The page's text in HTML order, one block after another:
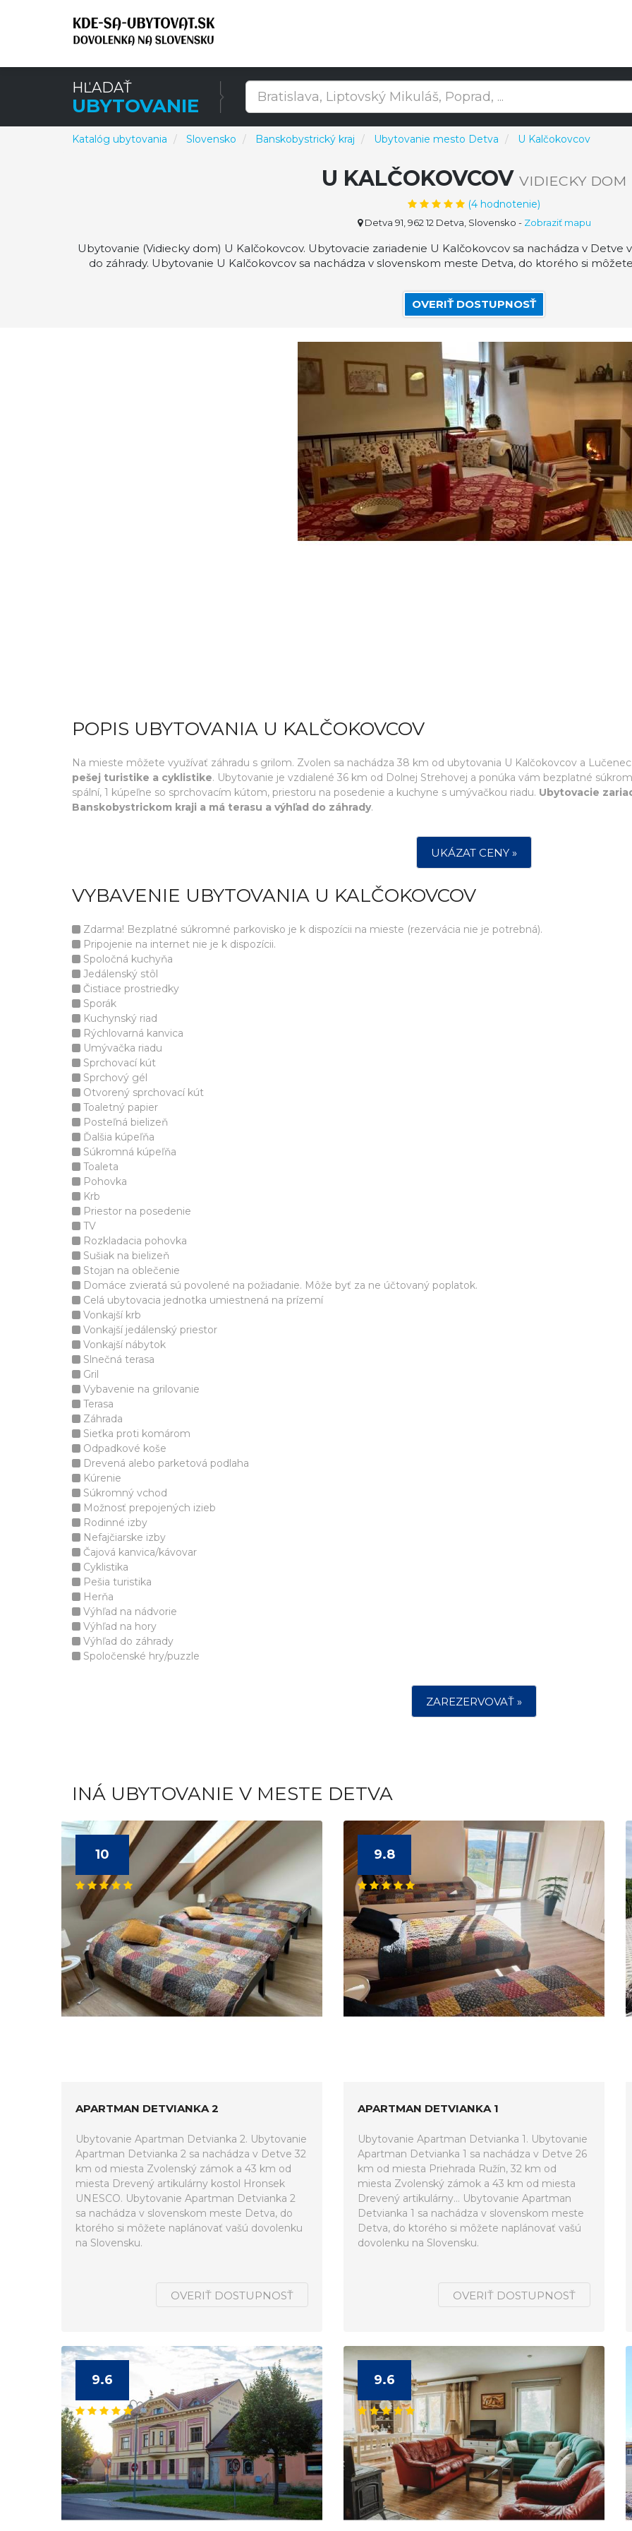
HĽADAŤ
UBYTOVANIE
Katalóg ubytovania Slovensko Banskobystrický kraj Ubytovanie mesto Detva U Kalčokovcov
U KALČOKOVCOV VIDIECKY DOM
(4 hodnotenie)
Detva 91, 962 12 Detva, Slovensko - Zobraziť mapu
Ubytovanie (Vidiecky dom) U Kalčokovcov. Ubytovacie zariadenie U Kalčokovcov sa nachádza v Detve
do záhrady. Ubytovanie U Kalčokovcov sa nachádza v slovenskom meste Detva, do ktorého si
OVERIŤ DOSTUPNOSŤ
POPIS UBYTOVANIA U KALČOKOVCOV
Na mieste môžete využívať záhradu s grilom. Zvolen sa nachádza 38 km od ubytovania U Kalčokovcov a
pešej turistike a cyklistike. Ubytovanie je vzdialené 36 km od Dolnej Strehovej a ponúka vám bezplatné
spální, 1 kúpeľne so sprchovacím kútom, priestoru na posedenie a kuchyne s umývačkou riadu. Ubytovacie
Banskobystrickom kraji a má terasu a výhľad do záhrady.
UKÁZAT CENY »
VYBAVENIE UBYTOVANIA U KALČOKOVCOV
Zdarma! Bezplatné súkromné parkovisko je k dispozícii na mieste (rezervácia nie je potrebná).
Pripojenie na internet nie je k dispozícii.
Spoločná kuchyňa
Jedálenský stôl
Čistiace prostriedky
Sporák
Kuchynský riad
Rýchlovarná kanvica
Umývačka riadu
Sprchovací kút
Sprchový gél
Otvorený sprchovací kút
Toaletný papier
Posteľná bielizeň
Ďalšia kúpeľňa
Súkromná kúpeľňa
Toaleta
Pohovka
Krb
Priestor na posedenie
TV
Rozkladacia pohovka
Sušiak na bielizeň
Stojan na oblečenie
Domáce zvieratá sú povolené na požiadanie. Môže byť za ne účtovaný poplatok.
Celá ubytovacia jednotka umiestnená na prízemí
Vonkajší krb
Vonkajší jedálenský priestor
Vonkajší nábytok
Slnečná terasa
Gril
Vybavenie na grilovanie
Terasa
Záhrada
Sieťka proti komárom
Odpadkové koše
Drevená alebo parketová podlaha
Kúrenie
Súkromný vchod
Možnosť prepojených izieb
Rodinné izby
Nefajčiarske izby
Čajová kanvica/kávovar
Cyklistika
Pešia turistika
Herňa
Výhľad na nádvorie
Výhľad na hory
Výhľad do záhrady
Spoločenské hry/puzzle
ZAREZERVOVAŤ »
INÁ UBYTOVANIE V MESTE DETVA
10
APARTMAN DETVIANKA 2
Ubytovanie Apartman Detvianka 2. Ubytovanie
Apartman Detvianka 2 sa nachádza v Detve 32
km od miesta Zvolenský zámok a 43 km od
miesta Drevený artikulárny kostol Hronsek
UNESCO. Ubytovanie Apartman Detvianka 2
sa nachádza v slovenskom meste Detva, do
ktorého si môžete naplánovať vašú dovolenku
na Slovensku.
OVERIŤ DOSTUPNOSŤ
9.8
APARTMAN DETVIANKA 1
Ubytovanie Apartman Detvianka 1. Ubytovanie
Apartman Detvianka 1 sa nachádza v Detve 26
km od miesta Priehrada Ružín, 32 km od
miesta Zvolenský zámok a 43 km od miesta
Drevený artikulárny... Ubytovanie Apartman
Detvianka 1 sa nachádza v slovenskom meste
Detva, do ktorého si môžete naplánovať vašú
dovolenku na Slovensku.
OVERIŤ DOSTUPNOSŤ
9.6 9.6